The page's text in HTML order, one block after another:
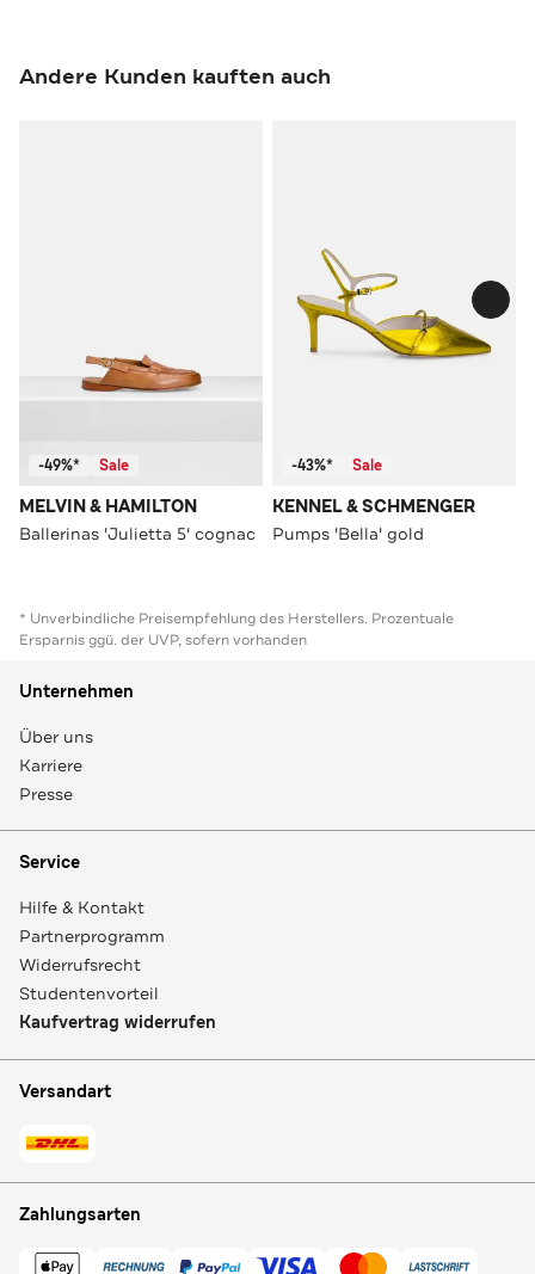
Andere Kunden kauften auch
-49%* Sale
MELVIN & HAMILTON
Ballerinas 'Julietta 5' cognac
-43%* Sale
KENNEL & SCHMENGER
Pumps 'Bella' gold
* Unverbindliche Preisempfehlung des Herstellers. Prozentuale
Ersparnis ggü. der UVP, sofern vorhanden
Unternehmen
Über uns
Karriere
Presse
Service
Hilfe & Kontakt
Partnerprogramm
Widerrufsrecht
Studentenvorteil
Kaufvertrag widerrufen
Versandart
Zahlungsarten